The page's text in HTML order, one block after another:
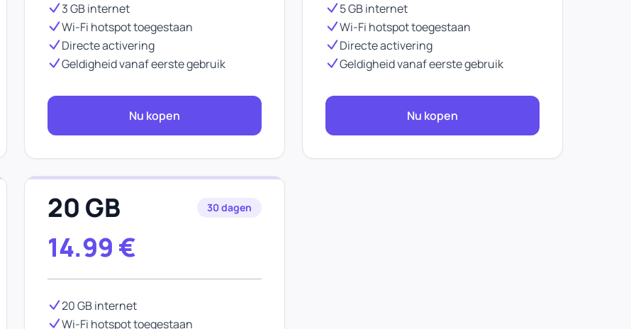
3 GB internet
Wi-Fi hotspot toegestaan
Directe activering
Geldigheid vanaf eerste gebruik
Nu kopen
5 GB internet
Wi-Fi hotspot toegestaan
Directe activering
Geldigheid vanaf eerste gebruik
Nu kopen
20 GB 30 dagen
14.99 €
20 GB internet
Wi-Fi hotspot toegestaan